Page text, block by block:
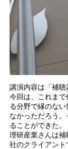
講演内容は「補聴
今回は、これま
る分野で縁のな
なかっただろう
ることができた。
理研産業さんは
社のクライアン